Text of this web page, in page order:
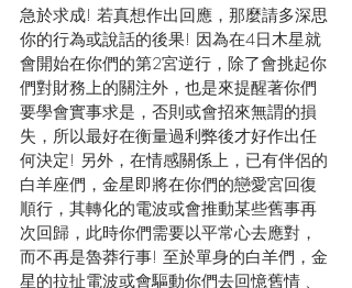
急於求成! 若真想作出回應，那麼請多深思
你的行為或說話的後果! 因為在4日木星就
會開始在你們的第2宮逆行，除了會挑起你
們對財務上的關注外，也是來提醒著你們
要學會實事求是，否則或會招來無謂的損
失，所以最好在衡量過利弊後才好作出任
何決定! 另外，在情感關係上，已有伴侶的
白羊座們，金星即將在你們的戀愛宮回復
順行，其轉化的電波或會推動某些舊事再
次回歸，此時你們需要以平常心去應對，
而不再是魯莽行事! 至於單身的白羊們，金
星的拉扯電波或會驅動你們去回憶舊情﹑